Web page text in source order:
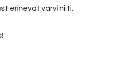
erinevat värvi niiti.